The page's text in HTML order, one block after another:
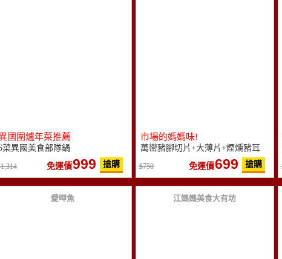
國圍爐年菜推薦
菜異國美食部隊鍋
1,314 免運價999 搶購
市場的媽媽味!
萬巒豬腳切片+大薄片+煙燻豬耳
750 免運價699 搶購
愛呷魚 江媽媽美食大有坊